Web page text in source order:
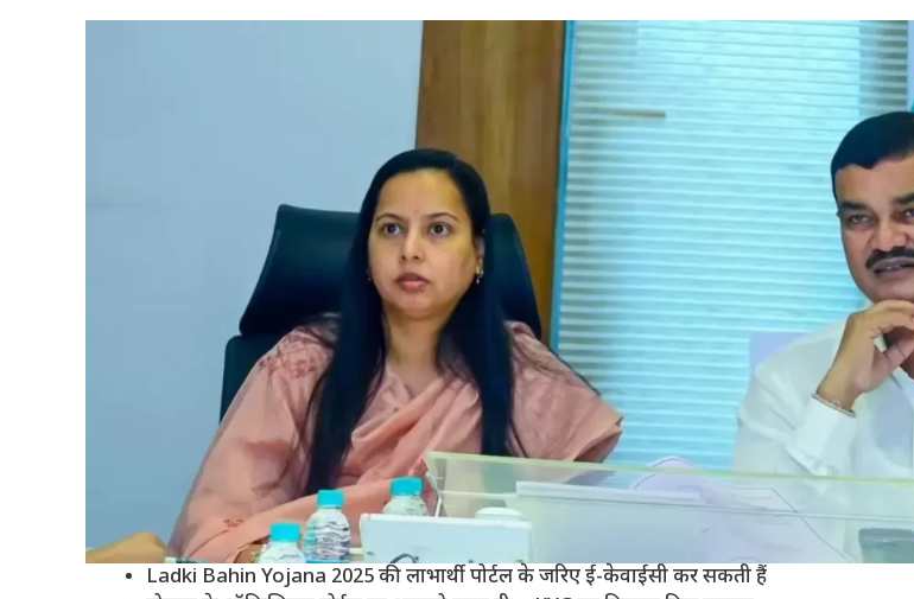
Ladki Bahin Yojana 2025 की लाभार्थी पोर्टल के जरिए ई-केवाईसी कर सकती हैं